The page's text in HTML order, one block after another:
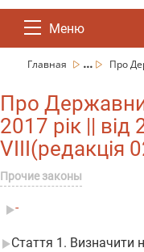
Меню
Главная ... Про
Про
2017 рік ||
VIII(редакція
Прочие законы
-
Стаття 1. Визначити